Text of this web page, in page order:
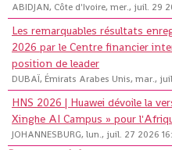
ABIDJAN, Côte d'Ivoire, mer., juil. 29
Les remarquables résultats
2026 par le Centre financier
position de leader
DUBAÏ, Émirats Arabes Unis, mar.,
HNS 2026 | Huawei dévoile la
Xinghe AI Campus » pour
JOHANNESBURG, lun., juil. 27 2026